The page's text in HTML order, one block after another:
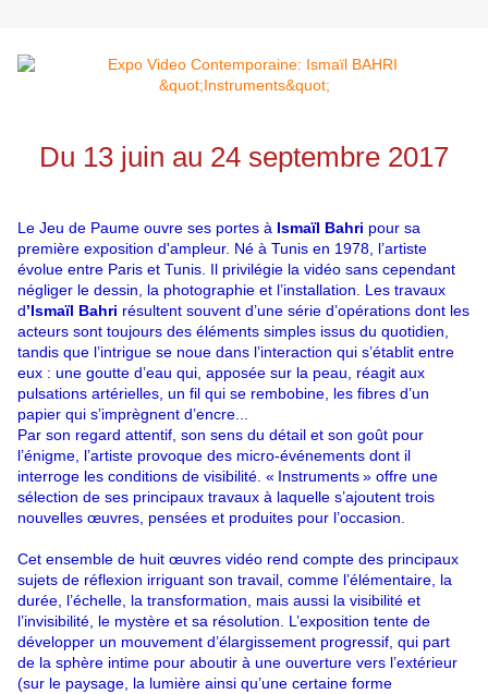
Du 13 juin au 24 septembre 2017
Le Jeu de Paume ouvre ses portes à Ismaïl Bahri pour sa
première exposition d'ampleur. Né à Tunis en 1978, l’artiste
évolue entre Paris et Tunis. Il privilégie la vidéo sans cependant
négliger le dessin, la photographie et l’installation. Les travaux
d’Ismaïl Bahri résultent souvent d’une série d’opérations dont les
acteurs sont toujours des éléments simples issus du quotidien,
tandis que l’intrigue se noue dans l’interaction qui s’établit entre
eux : une goutte d’eau qui, apposée sur la peau, réagit aux
pulsations artérielles, un fil qui se rembobine, les fibres d’un
papier qui s’imprègnent d’encre...
Par son regard attentif, son sens du détail et son goût pour
l’énigme, l’artiste provoque des micro-événements dont il
interroge les conditions de visibilité. « Instruments » offre une
sélection de ses principaux travaux à laquelle s’ajoutent trois
nouvelles œuvres, pensées et produites pour l’occasion.
Cet ensemble de huit œuvres vidéo rend compte des principaux
sujets de réflexion irriguant son travail, comme l’élémentaire, la
durée, l’échelle, la transformation, mais aussi la visibilité et
l’invisibilité, le mystère et sa résolution. L’exposition tente de
développer un mouvement d’élargissement progressif, qui part
de la sphère intime pour aboutir à une ouverture vers l’extérieur
(sur le paysage, la lumière ainsi qu’une certaine forme